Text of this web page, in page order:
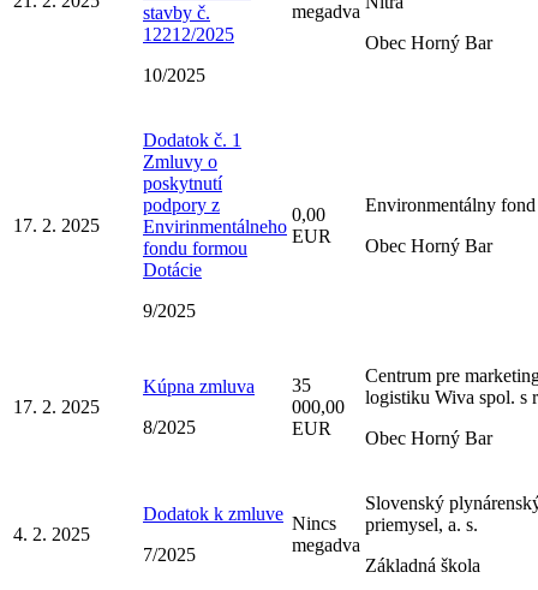
stavby č.
12212/2025
10/2025
megadva
Obec Horný Bar
17. 2. 2025
Dodatok č. 1
Zmluvy o
poskytnutí
podpory z
Envirinmentálneho
fondu formou
Dotácie
9/2025
0,00
EUR
Environmentálny fond
Obec Horný Bar
17. 2. 2025
Kúpna zmluva
8/2025
35
000,00
EUR
Centrum pre
logistiku Wiva spol. s
Obec Horný Bar
4. 2. 2025
Dodatok k zmluve
7/2025
Nincs
megadva
Slovenský
priemysel, a. s.
Základná škola